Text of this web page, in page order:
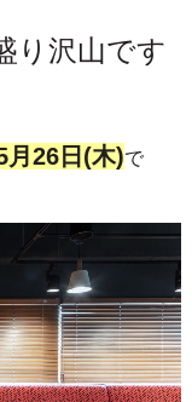
り沢山です
月26日(木)で